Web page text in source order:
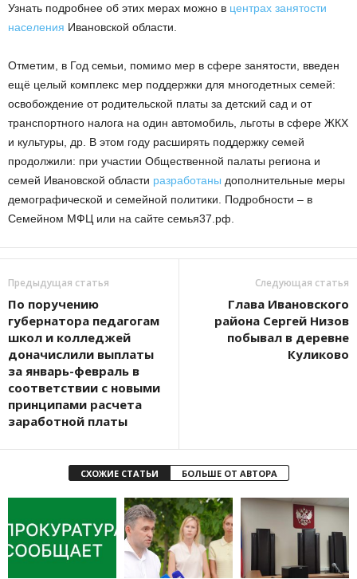
Узнать подробнее об этих мерах можно в центрах занятости
населения Ивановской области.
Отметим, в Год семьи, помимо мер в сфере занятости, введен
ещё целый комплекс мер поддержки для многодетных семей:
освобождение от родительской платы за детский сад и от
транспортного налога на один автомобиль, льготы в сфере ЖКХ
и культуры, др. В этом году расширять поддержку семей
продолжили: при участии Общественной палаты региона и
семей Ивановской области разработаны дополнительные меры
демографической и семейной политики. Подробности – в
Семейном МФЦ или на сайте семья37.рф.
Предыдущая статья
По поручению
губернатора педагогам
школ и колледжей
доначислили выплаты
за январь-февраль в
соответствии с новыми
принципами расчета
заработной платы
Следующая статья
Глава Ивановского
района Сергей Низов
побывал в деревне
Куликово
СХОЖИЕ СТАТЬИ БОЛЬШЕ ОТ АВТОРА